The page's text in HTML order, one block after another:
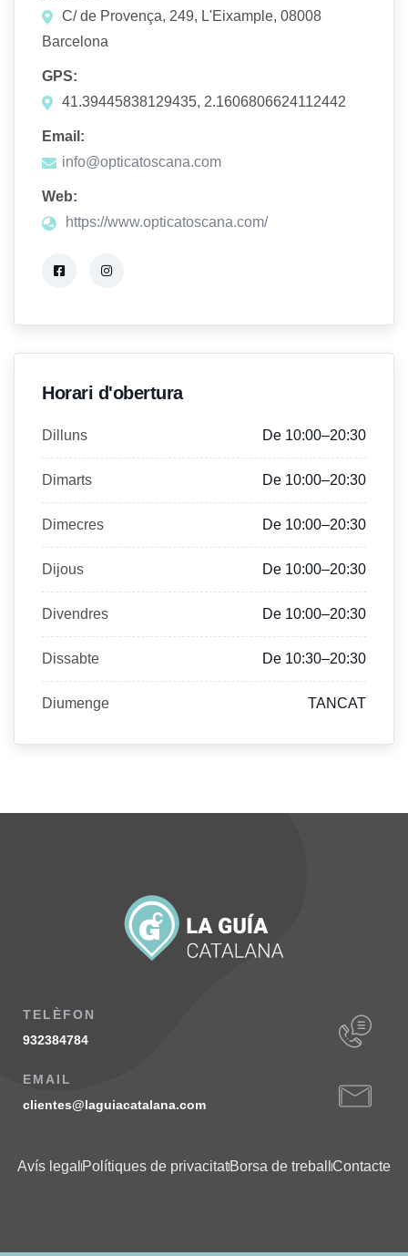
C/ de Provença, 249, L'Eixample, 08008
Barcelona
GPS:
41.39445838129435, 2.1606806624112442
Email:
info@opticatoscana.com
Web:
https://www.opticatoscana.com/
Horari d'obertura
Dilluns De 10:00–20:30
Dimarts De 10:00–20:30
Dimecres De 10:00–20:30
Dijous De 10:00–20:30
Divendres De 10:00–20:30
Dissabte De 10:30–20:30
Diumenge TANCAT
TELÈFON
932384784
EMAIL
clientes@laguiacatalana.com
Avís legal Polítiques de privacitatBorsa de treball Contacte